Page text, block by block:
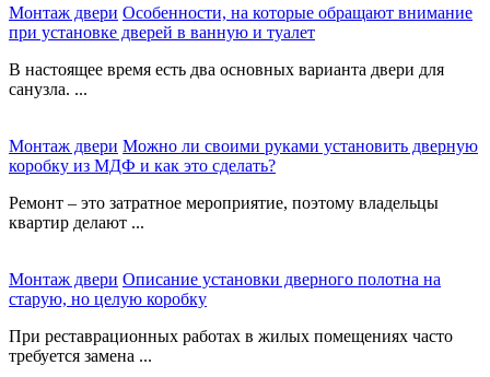
Монтаж двери Особенности, на которые обращают внимание
при установке дверей в ванную и туалет
В настоящее время есть два основных варианта двери для
санузла. ...
Монтаж двери Можно ли своими руками установить дверную
коробку из МДФ и как это сделать?
Ремонт – это затратное мероприятие, поэтому владельцы
квартир делают ...
Монтаж двери Описание установки дверного полотна на
старую, но целую коробку
При реставрационных работах в жилых помещениях часто
требуется замена ...